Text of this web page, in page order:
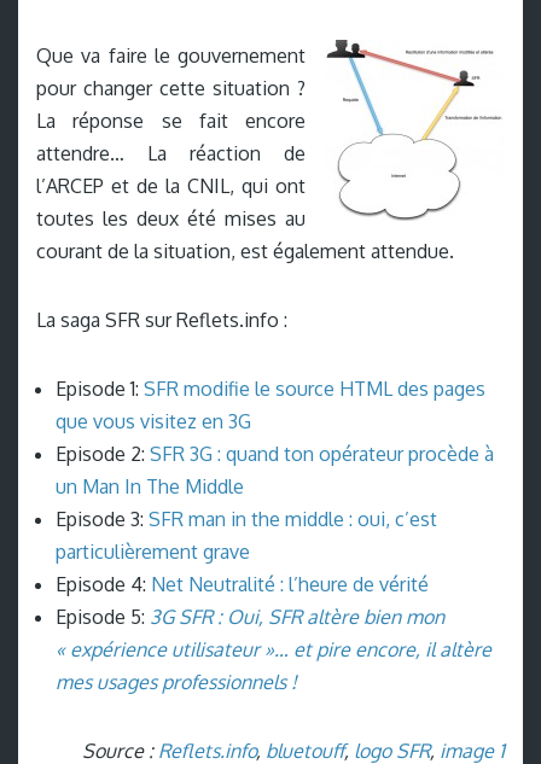
Que va faire le gouvernement
pour changer cette situation ?
La réponse se fait encore
attendre… La réaction de
l’ARCEP et de la CNIL, qui ont
toutes les deux été mises au
courant de la situation, est également attendue.
La saga SFR sur Reflets.info :
Episode 1: SFR modifie le source HTML des pages
que vous visitez en 3G
Episode 2: SFR 3G : quand ton opérateur procède à
un Man In The Middle
Episode 3: SFR man in the middle : oui, c’est
particulièrement grave
Episode 4: Net Neutralité : l’heure de vérité
Episode 5: 3G SFR : Oui, SFR altère bien mon
« expérience utilisateur »… et pire encore, il altère
mes usages professionnels !
Source : Reflets.info, bluetouff, logo SFR, image 1